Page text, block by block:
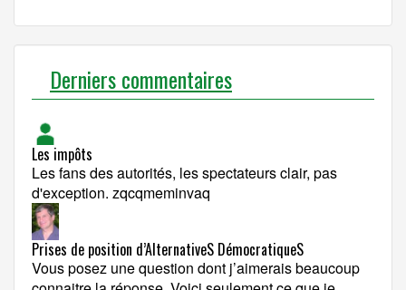
Derniers commentaires
Les impôts
Les fans des autorités, les spectateurs clair, pas
d'exception. zqcqmeminvaq
Prises de position d’AlternativeS DémocratiqueS
Vous posez une question dont j’aimerais beaucoup